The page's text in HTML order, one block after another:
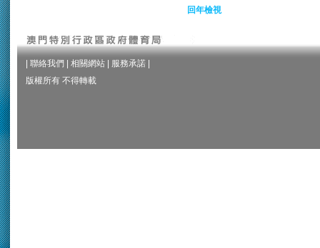
回年檢視
聯絡我們 相關網站 服務承諾
版權所有 不得轉載